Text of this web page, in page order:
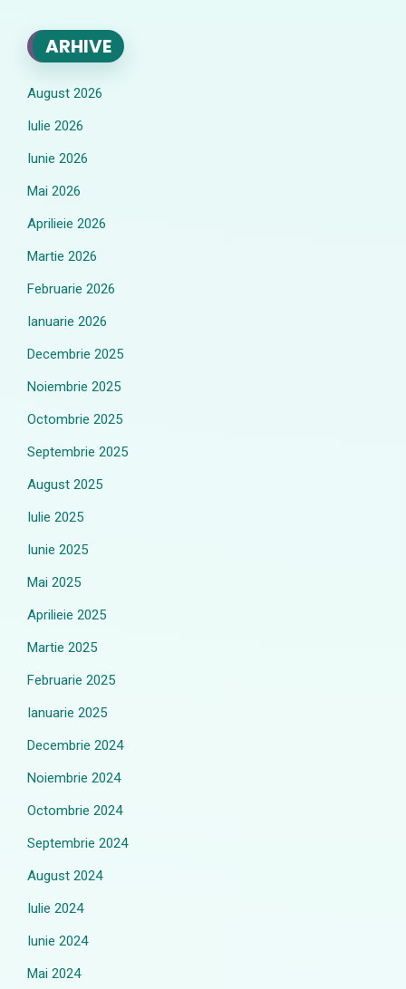
ARHIVE
August 2026
Iulie 2026
Iunie 2026
Mai 2026
Aprilieie 2026
Martie 2026
Februarie 2026
Ianuarie 2026
Decembrie 2025
Noiembrie 2025
Octombrie 2025
Septembrie 2025
August 2025
Iulie 2025
Iunie 2025
Mai 2025
Aprilieie 2025
Martie 2025
Februarie 2025
Ianuarie 2025
Decembrie 2024
Noiembrie 2024
Octombrie 2024
Septembrie 2024
August 2024
Iulie 2024
Iunie 2024
Mai 2024